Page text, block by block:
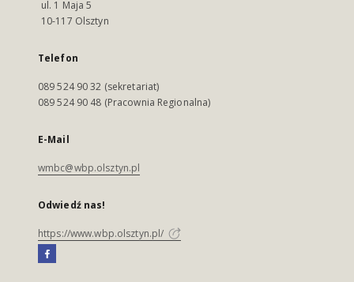
ul. 1 Maja 5
10-117 Olsztyn
Telefon
089 524 90 32 (sekretariat)
089 524 90 48 (Pracownia Regionalna)
E-Mail
wmbc@wbp.olsztyn.pl
Odwiedź nas!
https://www.wbp.olsztyn.pl/